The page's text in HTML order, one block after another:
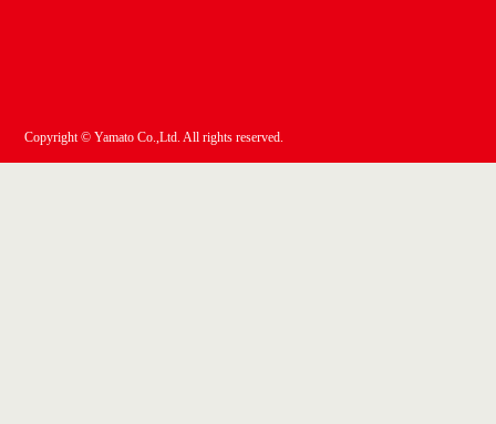
Copyright © Yamato Co.,Ltd. All rights reserved.